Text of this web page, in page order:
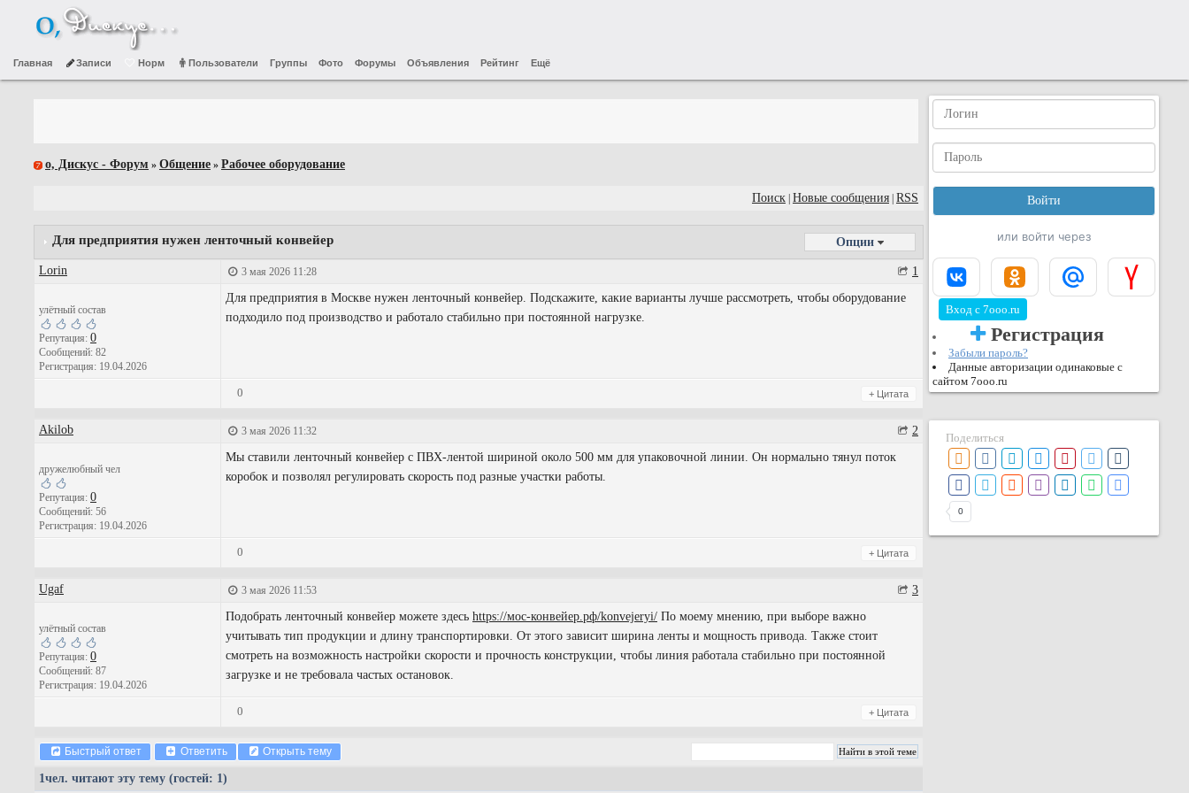
Главная Записи Норм Пользователи Группы Фото Форумы Объявления Рейтинг Ещё
о, Дискус - Форум » Общение » Рабочее оборудование
Поиск Новые сообщения RSS
Для предприятия нужен ленточный конвейер Опции
Lorin 3 мая 2026 11:28 1
улётный состав
Репутация: 0
Сообщений: 82
Регистрация: 19.04.2026
Для предприятия в Москве нужен ленточный конвейер. Подскажите, какие варианты лучше рассмотреть, чтобы оборудование
подходило под производство и работало стабильно при постоянной нагрузке.
0 + Цитата
Akilob 3 мая 2026 11:32 2
дружелюбный чел
Репутация: 0
Сообщений: 56
Регистрация: 19.04.2026
Мы ставили ленточный конвейер с ПВХ-лентой шириной около 500 мм для упаковочной линии. Он нормально тянул поток
коробок и позволял регулировать скорость под разные участки работы.
0 + Цитата
Ugaf 3 мая 2026 11:53 3
улётный состав
Репутация: 0
Сообщений: 87
Регистрация: 19.04.2026
Подобрать ленточный конвейер можете здесь https://мос-конвейер.рф/konvejeryi/ По моему мнению, при выборе важно
учитывать тип продукции и длину транспортировки. От этого зависит ширина ленты и мощность привода. Также стоит
смотреть на возможность настройки скорости и прочность конструкции, чтобы линия работала стабильно при постоянной
загрузке и не требовала частых остановок.
0 + Цитата
Быстрый ответ Ответить Открыть тему
1чел. читают эту тему (гостей: 1)
или войти через
Вход с 7ooo.ru
Регистрация
Забыли пароль?
Данные авторизации одинаковые с
сайтом 7ooo.ru
Поделиться
0